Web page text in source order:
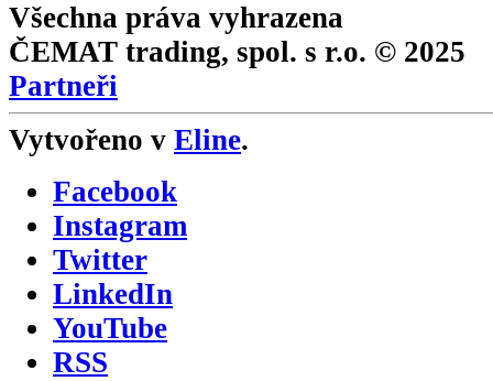
Všechna práva vyhrazena
ČEMAT trading, spol. s r.o. © 2025
Partneři
Vytvořeno v Eline.
Facebook
Instagram
Twitter
LinkedIn
YouTube
RSS